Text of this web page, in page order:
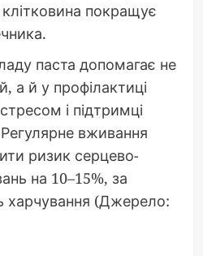
покращує
паста допомагає не
а й у профілактиці
і підтримці
вживання
ризик серцево-
на 10–15%, за
харчування (Джерело: